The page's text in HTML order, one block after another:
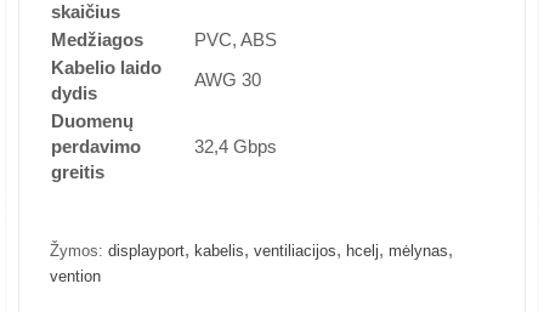
skaičius
Medžiagos
PVC, ABS
Kabelio laido
dydis
AWG 30
Duomenų
perdavimo
greitis
32,4 Gbps
Žymos: displayport, kabelis, ventiliacijos, hcelj, mėlynas,
vention